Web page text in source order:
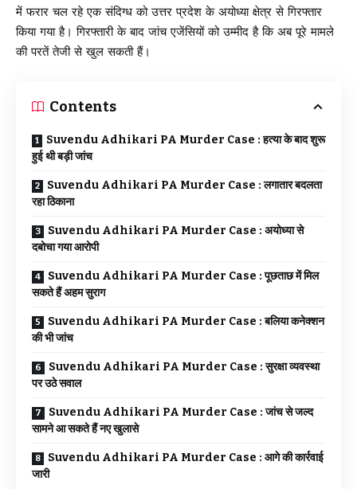
में फरार चल रहे एक संदिग्ध को उत्तर प्रदेश के अयोध्या क्षेत्र से गिरफ्तार
किया गया है। गिरफ्तारी के बाद जांच एजेंसियों को उम्मीद है कि अब पूरे मामले
की परतें तेजी से खुल सकती हैं।
Contents
Suvendu Adhikari PA Murder Case : हत्या के बाद शुरू
हुई थी बड़ी जांच
Suvendu Adhikari PA Murder Case : लगातार बदलता
रहा ठिकाना
Suvendu Adhikari PA Murder Case : अयोध्या से
दबोचा गया आरोपी
Suvendu Adhikari PA Murder Case : पूछताछ में मिल
सकते हैं अहम सुराग
Suvendu Adhikari PA Murder Case : बलिया कनेक्शन
की भी जांच
Suvendu Adhikari PA Murder Case : सुरक्षा व्यवस्था
पर उठे सवाल
Suvendu Adhikari PA Murder Case : जांच से जल्द
सामने आ सकते हैं नए खुलासे
Suvendu Adhikari PA Murder Case : आगे की कार्रवाई
जारी